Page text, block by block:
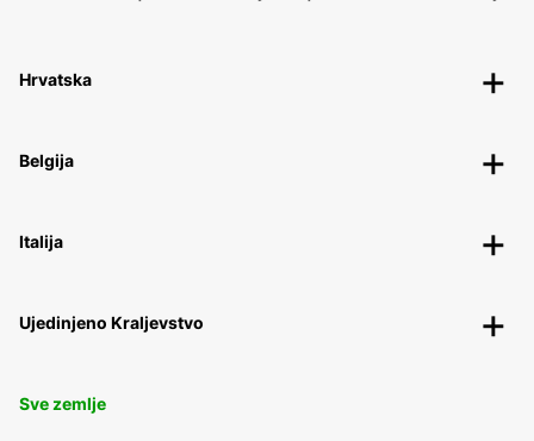
Hrvatska
Belgija
Italija
Ujedinjeno Kraljevstvo
Sve zemlje